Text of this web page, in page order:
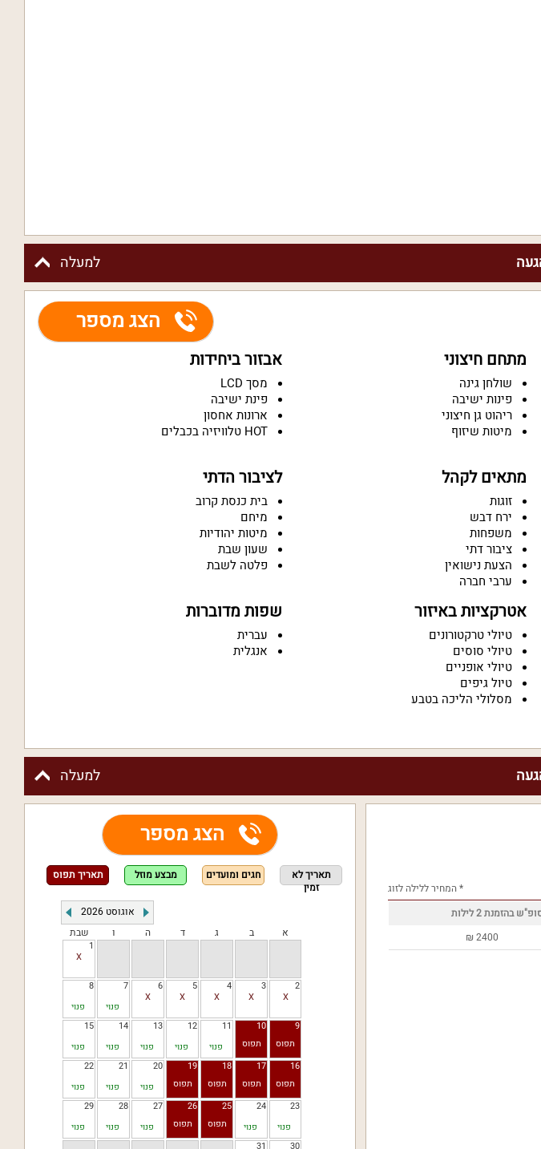
למעלה
הצג מספר
מתחם חיצוני
שולחן גינה
פינות ישיבה
ריהוט גן חיצוני
מיטות שיזוף
אבזור ביחידות
מסך LCD
פינת ישיבה
ארונות אחסון
HOT טלוויזיה בכבלים
מתאים לקהל
זוגות
ירח דבש
משפחות
ציבור דתי
הצעת נישואין
ערבי חברה
לציבור הדתי
בית כנסת קרוב
מיחם
מיטות יהודיות
שעון שבת
פלטה לשבת
אטרקציות באיזור
טיולי טרקטורונים
טיולי סוסים
טיולי אופניים
טיול גיפים
מסלולי הליכה בטבע
שפות מדוברות
עברית
אנגלית
למעלה
הצג מספר
תאריך לא
זמין
חגים ומועדים מבצע מוזל תאריך תפוס
אוגוסט 2026
א
ב ג ד ה ו שבת
1
2
3
4
5
6
7
פנוי
8
פנוי
9
10
11
פנוי
12
פנוי
13
פנוי
14
פנוי
15
פנוי
16
17
18
19
20
פנוי
21
פנוי
22
פנוי
23
פנוי
24
פנוי
25
26
27
פנוי
28
פנוי
29
פנוי
* המחיר ללילה לזוג
בהזמנת 2 לילות
2400
₪